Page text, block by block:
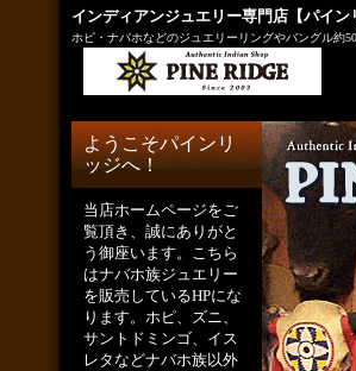
インディアンジュエリー専門店【パイン
ホピ・ナバホなどのジュエリーリングやバングル約
ようこそパインリ
ッジへ！
当店ホームページをご
覧頂き、誠にありがと
う御座います。こちら
はナバホ族ジュエリー
を販売しているHPにな
ります。ホピ、ズニ、
サントドミンゴ、イス
レタなどナバホ族以外